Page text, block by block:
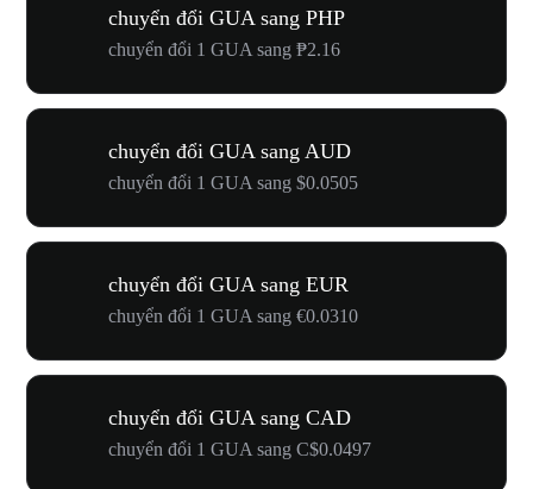
chuyển đổi GUA sang PHP
chuyển đổi 1 GUA sang ₱2.16
chuyển đổi GUA sang AUD
chuyển đổi 1 GUA sang $0.0505
chuyển đổi GUA sang EUR
chuyển đổi 1 GUA sang €0.0310
chuyển đổi GUA sang CAD
chuyển đổi 1 GUA sang C$0.0497